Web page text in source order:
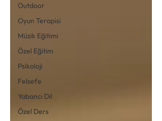
Outdoor
Oyun Terapisi
Müzik Eğitimi
Özel Eğitim
Psikoloji
Felsefe
Yabancı Dil
Özel Ders